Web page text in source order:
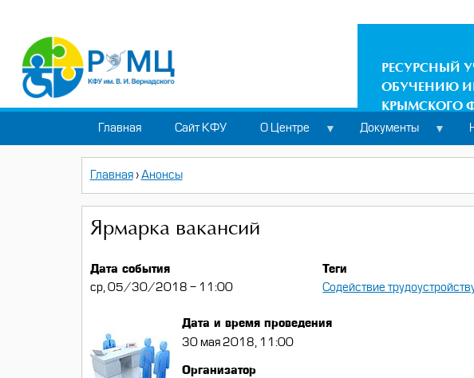
основному
содержанию
РЕСУРСНЫЙ
ОБУЧЕНИЮ
КРЫМСКОГО
Главная Сайт КФУ О Центре Документы
topСтрока
навигации
Главная›Анонсы
Ярмарка вакансий
Дата события
ср, 05/30/2018 - 11:00
Теги
Содействие
Дата и время проведения
30 мая 2018, 11:00
Организатор